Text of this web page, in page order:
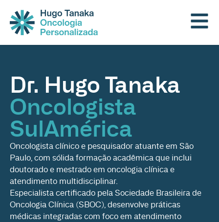
Dr. Hugo Tanaka
Oncologista
SulAmérica
Oncologista clínico e pesquisador atuante em São
Paulo, com sólida formação acadêmica que inclui
doutorado e mestrado em oncologia clínica e
atendimento multidisciplinar.
Especialista certificado pela Sociedade Brasileira de
Oncologia Clínica (SBOC), desenvolve práticas
médicas integradas com foco em atendimento